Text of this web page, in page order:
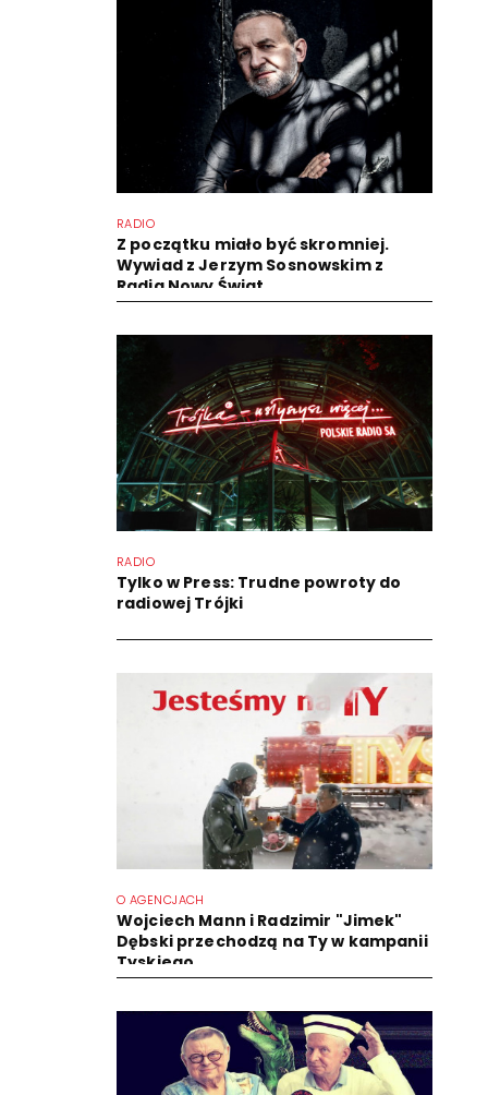
RADIO
Z początku miało być skromniej.
Wywiad z Jerzym Sosnowskim z
Radia Nowy Świat
RADIO
Tylko w Press: Trudne powroty do
radiowej Trójki
O AGENCJACH
Wojciech Mann i Radzimir "Jimek"
Dębski przechodzą na Ty w kampanii
Tyskiego